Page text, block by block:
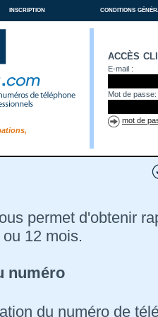
inscription conditions
accès
E-mail :
Mot de passe:
mot de
permet d'obtenir
12 mois.
numéro
du numéro de